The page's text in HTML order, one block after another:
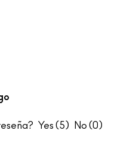
5 0